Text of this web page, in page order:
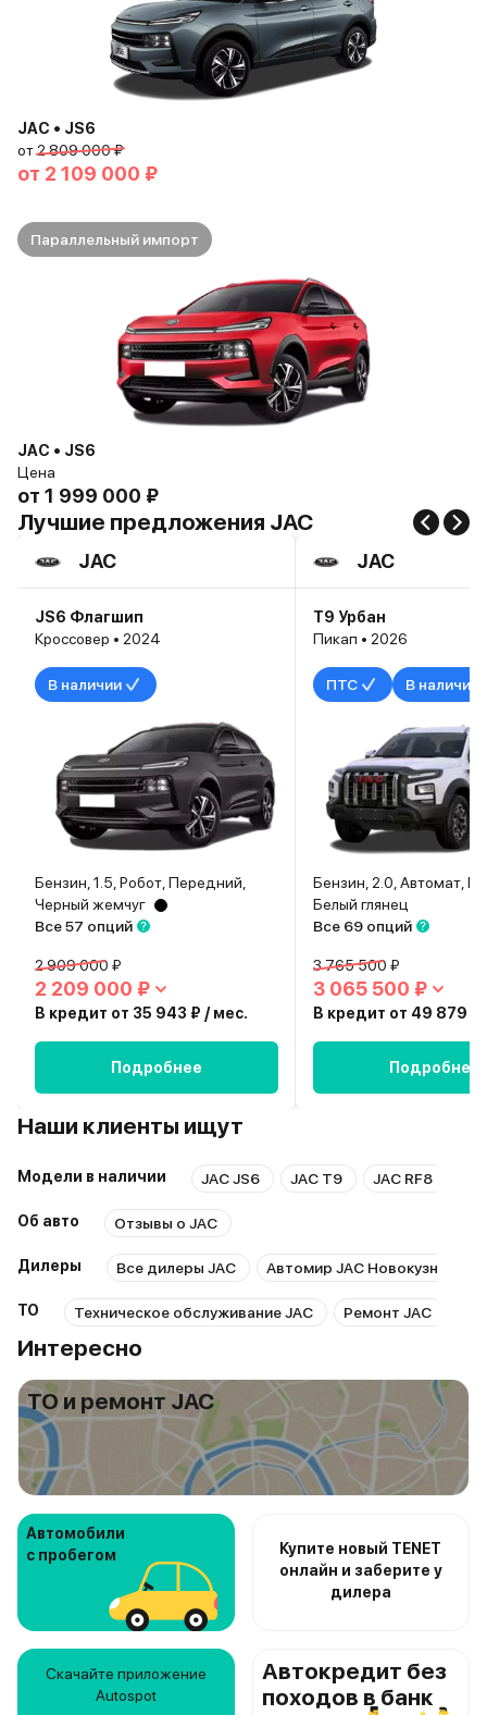
JAC • JS6
от2 809 000 ₽
от 2 109 000 ₽
Параллельный импорт
JAC • JS6
Цена
от 1 999 000 ₽
Лучшие предложения JAC
JAC
JS6 Флагшип
Кроссовер • 2024
В наличии
Бензин, 1.5, Робот, Передний,
Черный жемчуг
Все 57 опций
2 909 000 ₽
2 209 000 ₽
В кредит от 35 943 ₽ / мес.
Подробнее
JAC
T9 Урбан
Пикап • 2026
ПТС В наличии
Бензин, 2.0, Автомат,
Белый глянец
Все 69 опций
3 765 500 ₽
3 065 500 ₽
В кредит от 49 879 ₽
Подробнее
Наши клиенты ищут
Модели в наличии JAC JS6 JAC T9 JAC RF8
Об авто Отзывы о JAC
Дилеры Все дилеры JAC Автомир JAC Новокузнецк
ТО Техническое обслуживание JAC Ремонт JAC
Интересно
ТО и ремонт JAC
Автомобили
с пробегом
Купите новый TENET
онлайн и заберите у
дилера
Скачайте приложение
Autospot
Автокредит без
походов в банк